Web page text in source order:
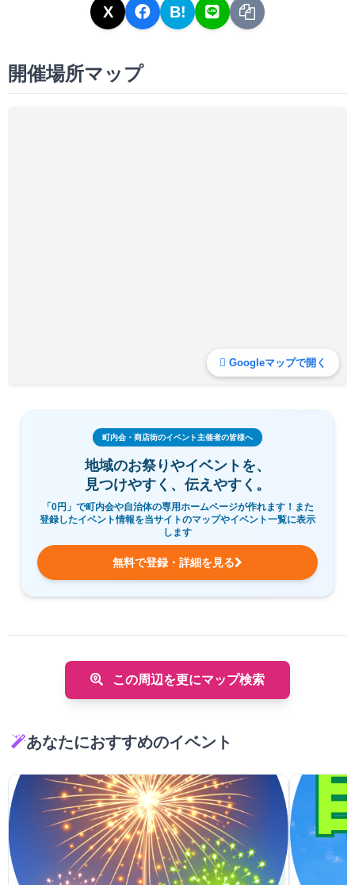
X B!
開催場所マップ
Googleマップで開く
町内会・商店街のイベント主催者の皆様へ
地域のお祭りやイベントを、
見つけやすく、伝えやすく。
「0円」で町内会や自治体の専用ホームページが作れます！また
登録したイベント情報を当サイトのマップやイベント一覧に表示
します
無料で登録・詳細を見る
この周辺を更にマップ検索
あなたにおすすめのイベント